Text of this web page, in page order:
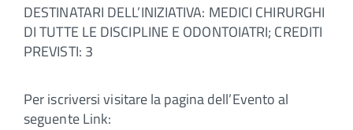
DESTINATARI DELL’INIZIATIVA: MEDICI CHIRURGHI
DI TUTTE LE DISCIPLINE E ODONTOIATRI; CREDITI
PREVISTI: 3
Per iscriversi visitare la pagina dell’Evento al
seguente Link: